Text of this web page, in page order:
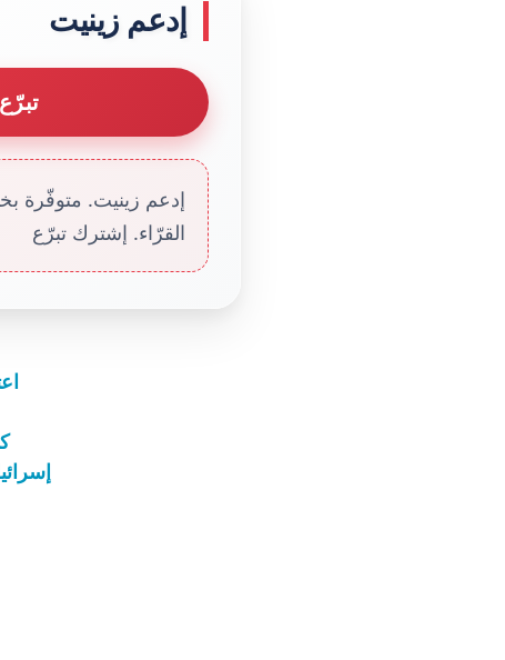
إدعم زينيت
تبرّع
إدعم زينيت. متوفّرة
القرّاء. إشترك تبرّع